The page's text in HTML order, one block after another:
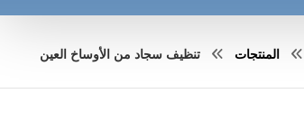
المنتجات تنظيف سجاد من الأوساخ العين